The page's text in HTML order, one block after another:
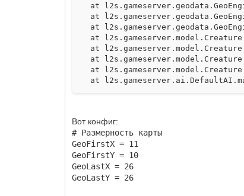
at
at
at
at
at
at
at
at
at
at
at
at
at
at
Вот конфиг:
# Размерность карты
GeoFirstX = 11
GeoFirstY = 10
GeoLastX = 26
GeoLastY = 26